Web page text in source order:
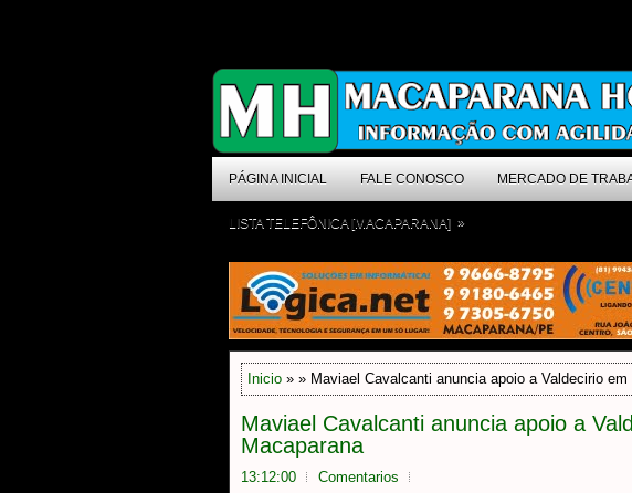
PÁGINA INICIAL FALE CONOSCO MERCADO DE
LISTA TELEFÔNICA [MACAPARANA] »
Inicio » » Maviael Cavalcanti anuncia apoio a Valdecirio em
Maviael Cavalcanti anuncia apoio a
Macaparana
13:12:00 Comentarios